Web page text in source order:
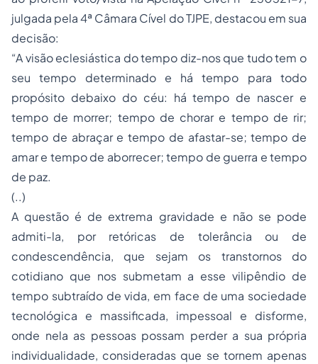
julgada pela 4ª Câmara Cível do TJPE, destacou em sua
decisão:
“A visão eclesiástica do tempo diz-nos que tudo tem o
seu tempo determinado e há tempo para todo
propósito debaixo do céu: há tempo de nascer e
tempo de morrer; tempo de chorar e tempo de rir;
tempo de abraçar e tempo de afastar-se; tempo de
amar e tempo de aborrecer; tempo de guerra e tempo
de paz.
(..)
A questão é de extrema gravidade e não se pode
admiti-la, por retóricas de tolerância ou de
condescendência, que sejam os transtornos do
cotidiano que nos submetam a esse vilipêndio de
tempo subtraído de vida, em face de uma sociedade
tecnológica e massificada, impessoal e disforme,
onde nela as pessoas possam perder a sua própria
individualidade, consideradas que se tornem apenas